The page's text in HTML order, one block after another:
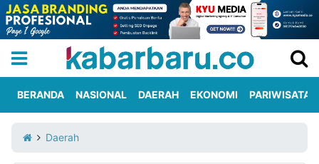
Iklan
Berita
Kami
BERANDA NASIONAL DAERAH EKONOMI PARIWISATA
Daerah